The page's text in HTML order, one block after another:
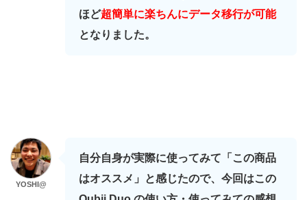
ほど超簡単に楽ちんにデータ移行が可能
となりました。
YOSHI@
自分自身が実際に使ってみて「この商品
はオススメ」と感じたので、今回はこの